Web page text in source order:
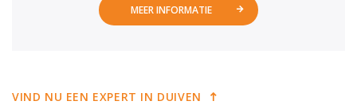
MEER INFORMATIE
VIND NU EEN EXPERT IN DUIVEN